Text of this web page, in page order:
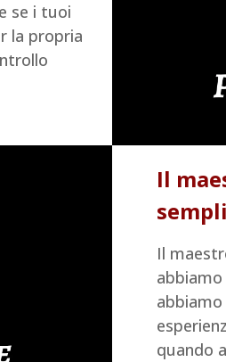
se i tuoi
la propria
Il
Il
quando